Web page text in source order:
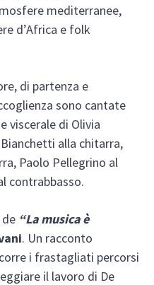
mediterranee,
d’Africa e folk
di partenza e
sono cantate
viscerale di Olivia
alla chitarra,
Paolo Pellegrino al
contrabbasso.
“La musica è
. Un racconto
i frastagliati percorsi
il lavoro di De